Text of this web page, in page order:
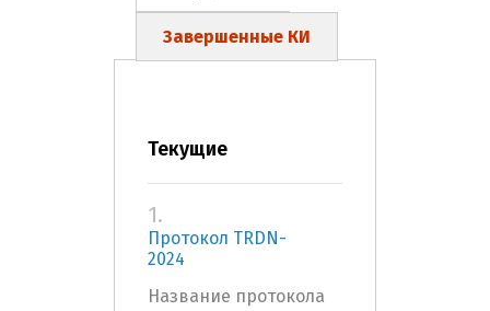
Завершенные КИ
Текущие
1.
Протокол TRDN-
2024
Название протокола